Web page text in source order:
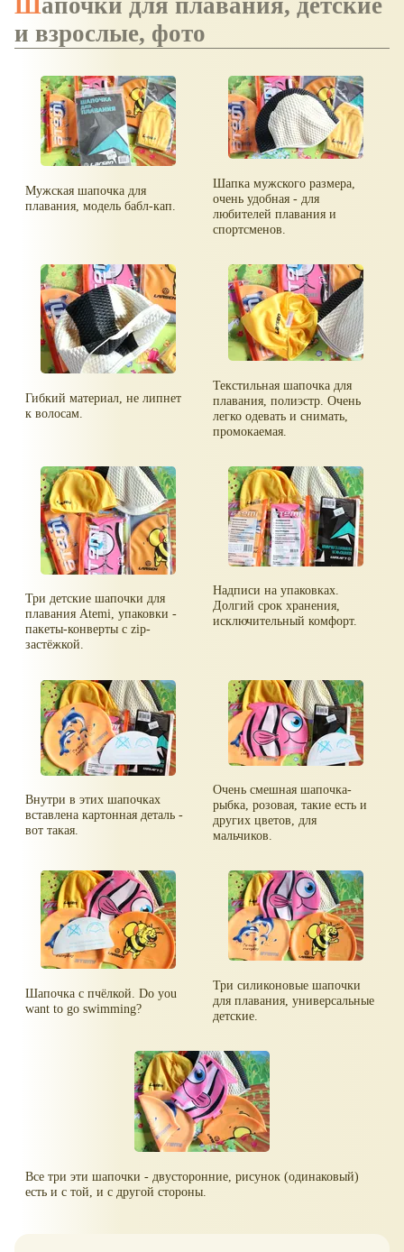
и взрослые, фото
Мужская шапочка для
плавания, модель бабл-кап.
Шапка мужского размера,
очень удобная - для
любителей плавания и
спортсменов.
Гибкий материал, не липнет
к волосам.
Текстильная шапочка для
плавания, полиэстр. Очень
легко одевать и снимать,
промокаемая.
Три детские шапочки для
плавания Atemi, упаковки -
пакеты-конверты с zip-
застёжкой.
Надписи на упаковках.
Долгий срок хранения,
исключительный комфорт.
Внутри в этих шапочках
вставлена картонная деталь -
вот такая.
Очень смешная шапочка-
рыбка, розовая, такие есть и
других цветов, для
мальчиков.
Шапочка с пчёлкой. Do you
want to go swimming?
Три силиконовые шапочки
для плавания, универсальные
детские.
Все три эти шапочки - двусторонние, рисунок (одинаковый)
есть и с той, и с другой стороны.